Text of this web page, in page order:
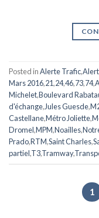
Posted inAlerte Trafic,
Mars 2016,21,24,46,73,74,
Michelet,Boulevard
d'échange,Jules Guesde,
Castellane,Métro Joliette,
Dromel,MPM,Noailles,
Prado,RTM,Saint Charles,
partiel,T3,Tramway,
1